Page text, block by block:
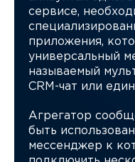
сервисе,
приложения,
универсальный
называемый
CRM-чат или
Агрегатор
быть
мессенджер к